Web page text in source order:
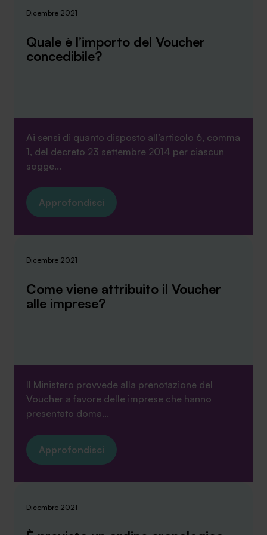
Dicembre 2021
Quale è l’importo del Voucher
concedibile?
Ai sensi di quanto disposto all’articolo 6, comma
1, del decreto 23 settembre 2014 per ciascun
sogge...
Approfondisci
Dicembre 2021
Come viene attribuito il Voucher
alle imprese?
Il Ministero provvede alla prenotazione del
Voucher a favore delle imprese che hanno
presentato doma...
Approfondisci
Dicembre 2021